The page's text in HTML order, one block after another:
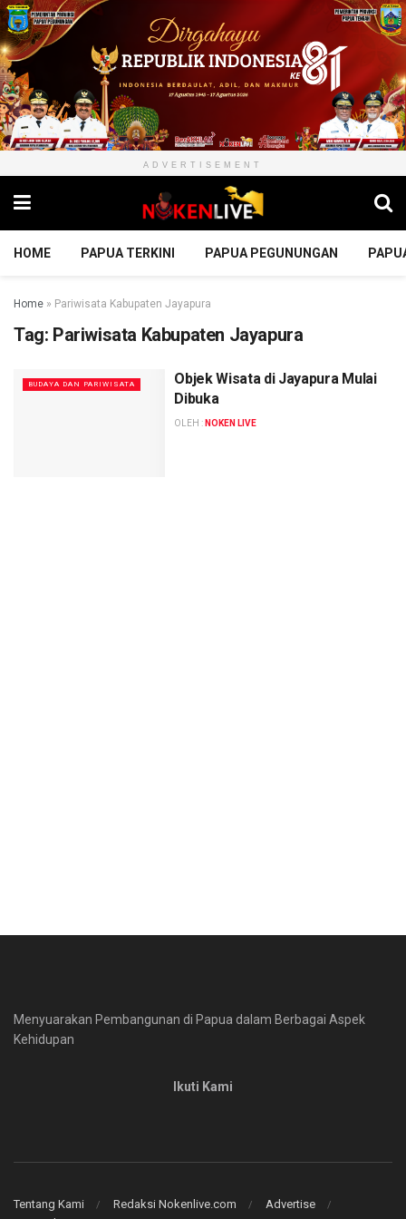
ADVERTISEMENT
HOME PAPUA TERKINI PAPUA PEGUNUNGAN
Home » Pariwisata Kabupaten Jayapura
Tag: Pariwisata Kabupaten Jayapura
BUDAYA DAN PARIWISATA
Objek Wisata di Jayapura Mulai
Dibuka
OLEH : NOKEN LIVE
Menyuarakan Pembangunan di Papua dalam Berbagai Aspek
Kehidupan
Ikuti Kami
Tentang Kami Redaksi Nokenlive.com
Advertise